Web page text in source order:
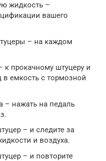
жидкость –
вашего
– на каждом
к прокачному штуцеру и
в емкость с тормозной
– нажать на педаль
– и следите за
и воздуха.
– и повторите